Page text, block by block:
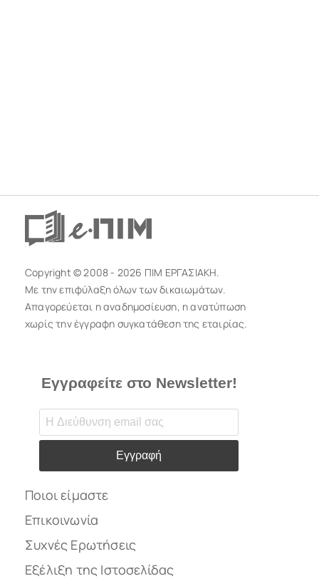
Copyright © 2008 - 2026 ΠΙΜ ΕΡΓΑΣΙΑΚΗ.
Με την επιφύλαξη όλων των δικαιωμάτων.
Απαγορεύεται η αναδημοσίευση, η ανατύπωση
χωρίς την έγγραφη συγκατάθεση της εταιρίας.
Εγγραφείτε στο Newsletter!
Εγγραφή
Ποιοι είμαστε
Επικοινωνία
Συχνές Ερωτήσεις
Εξέλιξη της Ιστοσελίδας